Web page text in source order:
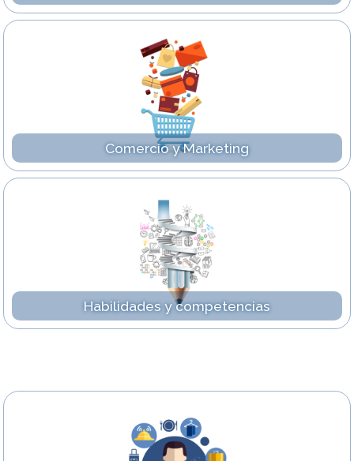
Comercio y Marketing
Habilidades y competencias